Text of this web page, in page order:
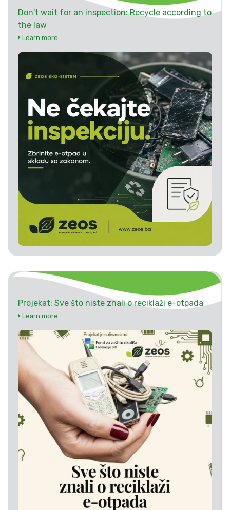
Don't wait for an inspection: Recycle according to
the law
Learn more
Projekat: Sve što niste znali o reciklaži e-otpada
Learn more